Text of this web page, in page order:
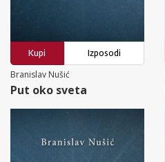
Kupi
Izposodi
Branislav Nušić
Put oko sveta